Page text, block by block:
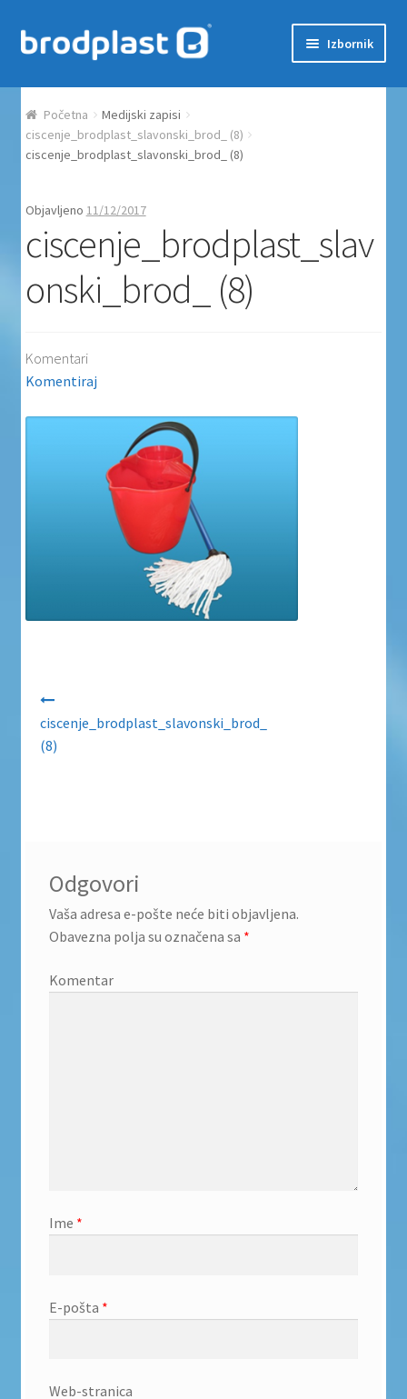
Preskoči na navigaciju
Skoči do sadržaja Izbornik
Početna
Auction Dashboard
Košarica
Moj račun
Proizvodi
Uvjeti poslovanja
Uvjeti poslovanja
Zaštita privatnosti
Zaštita privatnosti i uvjeti poslovanja
Početna
Medijski zapisi
ciscenje_brodplast_slavonski_brod_ (8)
ciscenje_brodplast_slavonski_brod_ (8)
Objavljeno 11/12/2017
ciscenje_brodplast_slav
onski_brod_ (8)
Komentari
Komentiraj
ciscenje_brodplast_slavonski_brod_
(8)
Odgovori
Vaša adresa e-pošte neće biti objavljena.
Obavezna polja su označena sa *
Komentar
Ime *
E-pošta *
Web-stranica